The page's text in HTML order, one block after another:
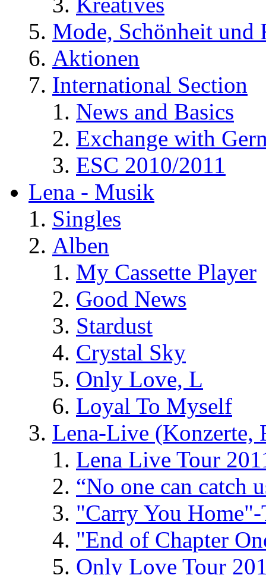
Mode, Schönheit und
Aktionen
International Section
News and Basics
Exchange with
ESC 2010/2011
Lena - Musik
Singles
Alben
My Cassette Player
Good News
Stardust
Crystal Sky
Only Love, L
Loyal To Myself
Lena-Live (Konzerte,
Lena Live Tour
“No one can catch
"Carry You
"End of Chapter
Only Love Tour